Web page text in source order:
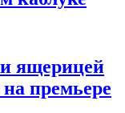
ящерицей
премьере